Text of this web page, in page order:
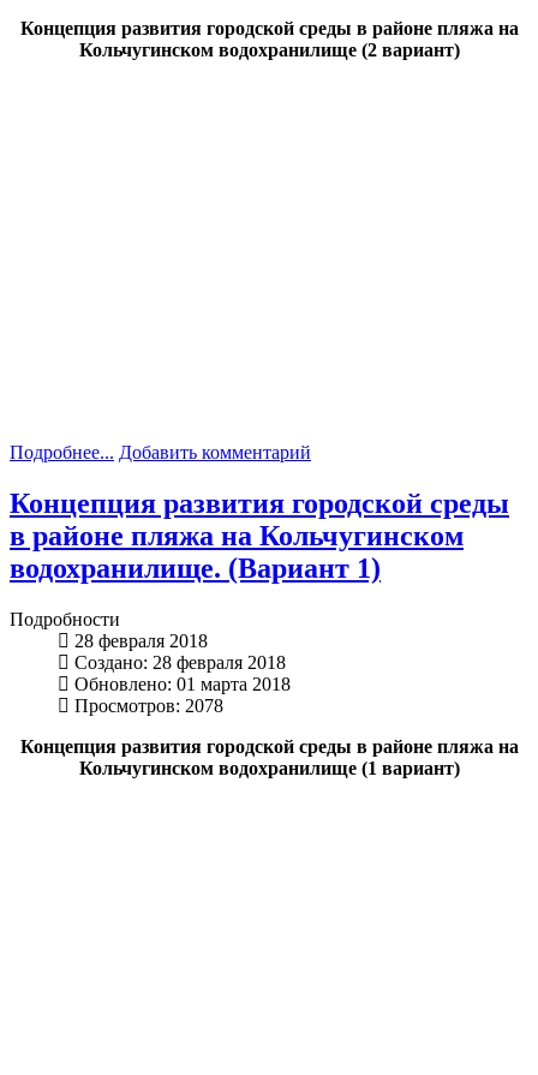
Концепция развития городской среды в районе пляжа на
Кольчугинском водохранилище (2 вариант)
Подробнее... Добавить комментарий
Концепция развития городской среды
в районе пляжа на Кольчугинском
водохранилище. (Вариант 1)
Подробности
28 февраля 2018
Создано: 28 февраля 2018
Обновлено: 01 марта 2018
Просмотров: 2078
Концепция развития городской среды в районе пляжа на
Кольчугинском водохранилище (1 вариант)